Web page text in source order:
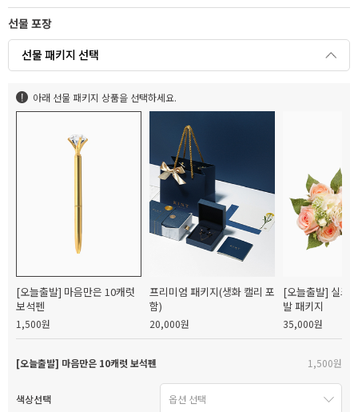
선물 포장
선물 패키지 선택
아래 선물 패키지 상품을 선택하세요.
[오늘출발] 마음만은 10캐럿
보석펜
1,500원
프리미엄 패키지(생화 캘리 포
함)
20,000원
[오늘출발] 실크
발 패키지
35,000원
[오늘출발] 마음만은 10캐럿 보석펜 1,500원
색상선택